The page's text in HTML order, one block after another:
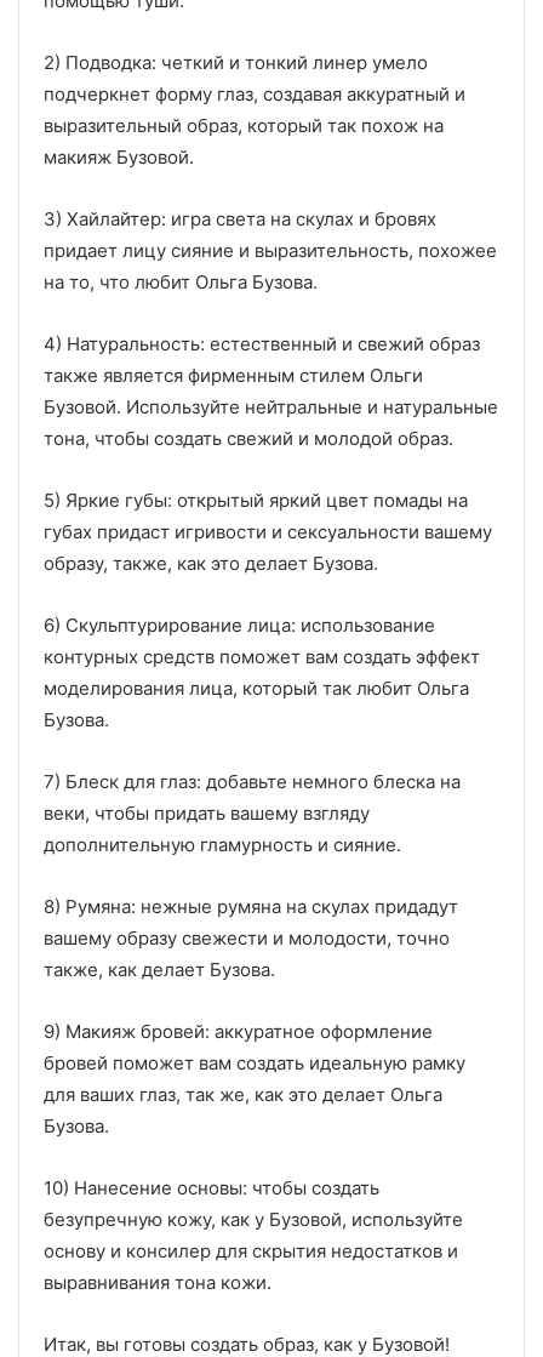
2) Подводка: четкий и тонкий линер умело
подчеркнет форму глаз, создавая аккуратный и
выразительный образ, который так похож на
макияж Бузовой.
3) Хайлайтер: игра света на скулах и бровях
придает лицу сияние и выразительность, похожее
на то, что любит Ольга Бузова.
4) Натуральность: естественный и свежий образ
также является фирменным стилем Ольги
Бузовой. Используйте нейтральные и натуральные
тона, чтобы создать свежий и молодой образ.
5) Яркие губы: открытый яркий цвет помады на
губах придаст игривости и сексуальности вашему
образу, также, как это делает Бузова.
6) Скульптурирование лица: использование
контурных средств поможет вам создать эффект
моделирования лица, который так любит Ольга
Бузова.
7) Блеск для глаз: добавьте немного блеска на
веки, чтобы придать вашему взгляду
дополнительную гламурность и сияние.
8) Румяна: нежные румяна на скулах придадут
вашему образу свежести и молодости, точно
также, как делает Бузова.
9) Макияж бровей: аккуратное оформление
бровей поможет вам создать идеальную рамку
для ваших глаз, так же, как это делает Ольга
Бузова.
10) Нанесение основы: чтобы создать
безупречную кожу, как у Бузовой, используйте
основу и консилер для скрытия недостатков и
выравнивания тона кожи.
Итак, вы готовы создать образ, как у Бузовой!